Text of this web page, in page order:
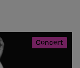
Concert